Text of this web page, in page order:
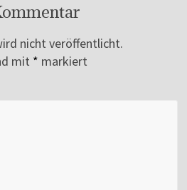
nicht veröffentlicht.
mit * markiert